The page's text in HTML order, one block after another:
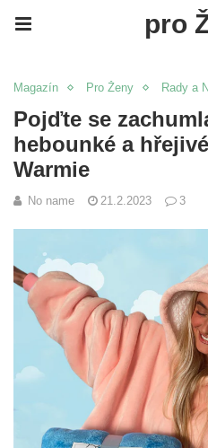
pro
Magazín Pro Ženy Rady a
Pojďte se
hebounké a
Warmie
No name 21.2.2023 3